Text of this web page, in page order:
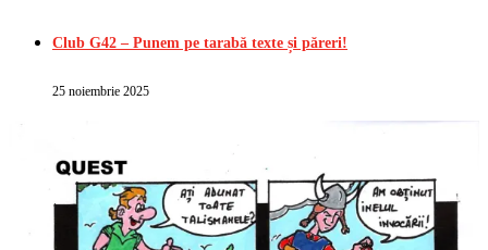
Club G42 – Punem pe tarabă texte și păreri!
25 noiembrie 2025